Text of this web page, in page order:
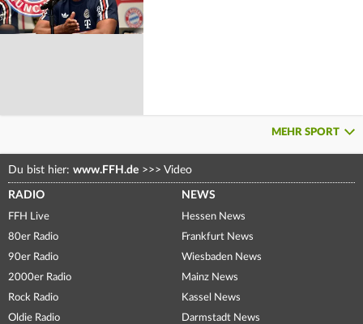
MEHR SPORT
Du bist hier: www.FFH.de >>> Video
RADIO
FFH Live
80er Radio
90er Radio
2000er Radio
Rock Radio
Oldie Radio
NEWS
Hessen News
Frankfurt News
Wiesbaden News
Mainz News
Kassel News
Darmstadt News